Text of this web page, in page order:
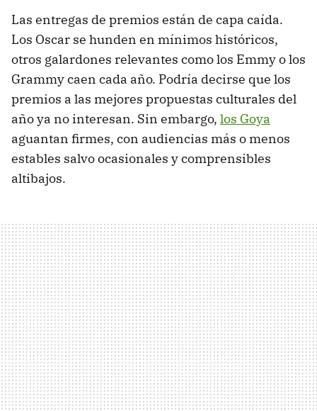
Las entregas de premios están de capa caída.
Los Oscar se hunden en mínimos históricos,
otros galardones relevantes como los Emmy o los
Grammy caen cada año. Podría decirse que los
premios a las mejores propuestas culturales del
año ya no interesan. Sin embargo, los Goya
aguantan firmes, con audiencias más o menos
estables salvo ocasionales y comprensibles
altibajos.